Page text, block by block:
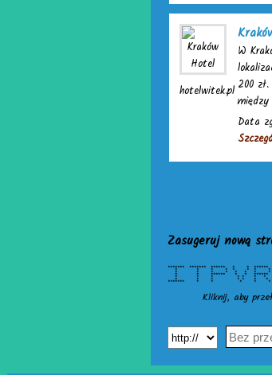
hotelwitek.pl
W
200
Data
Zasugeruj nową
******* ******* ****** * *
* * * * * * * *
* * * * * * * *
* * ****** * *
* * * * * * * * *
* * * * * * * *
******* * * * * * *
Kliknij, aby